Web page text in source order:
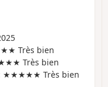
Très bien
Très bien
★★★★★ Très bien